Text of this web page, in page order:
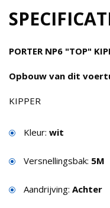
PORTER NP6 "TOP"
Opbouw van dit
KIPPER
Kleur: wit
Versnellingsbak: 5M
Aandrijving: Achter